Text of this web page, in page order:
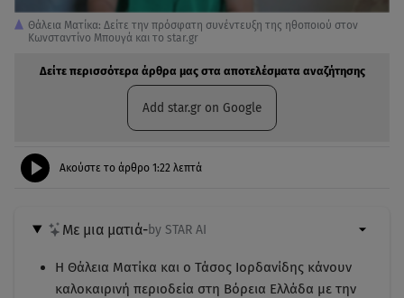
Θάλεια Ματίκα: Δείτε την πρόσφατη συνέντευξη της ηθοποιού στον
Κωνσταντίνο Μπουγά και το star.gr
Δείτε περισσότερα άρθρα μας στα αποτελέσματα αναζήτησης
Add star.gr on Google
Ακούστε το άρθρο 1:22 λεπτά
Με μια ματιά-by STAR AI
Η Θάλεια Ματίκα και ο Τάσος Ιορδανίδης κάνουν
καλοκαιρινή περιοδεία στη Βόρεια Ελλάδα με την